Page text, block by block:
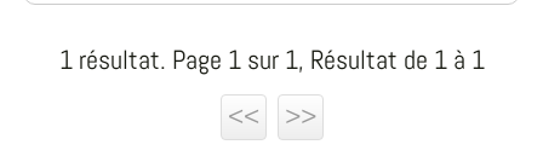
1 résultat. Page 1 sur 1, Résultat de 1 à 1
<<
>>